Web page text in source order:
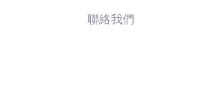
聯絡我們